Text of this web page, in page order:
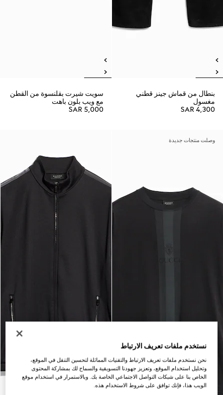
بنطال من قماش جينز قطني
مغسول
SAR 4,300
سويت شيرت بقلنسوة من القطن
مع ويب بلون باهت
SAR 5,000
وصلت منتجات جديدة
نستخدم ملفات تعريف الارتباط
نحن نستخدم ملفات تعريف الارتباط والتقنيات المماثلة لتحسين التنقل في الموقع،
وتحليل استخدام الموقع، وتعزيز جهودنا التسويقية والسماح لك بمشاركة المحتوى
الخاص بنا على شبكات التواصل الاجتماعي الخاصة بك. وبالاستمرار في استخدام موقع
الويب هذا، فإنك توافق على شروط الاستخدام هذه.